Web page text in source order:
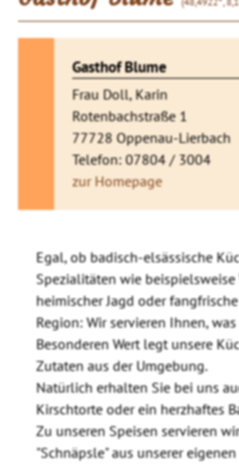
Gasthof Blume
Frau Doll, Karin
Rotenbachstraße 1
77728 Oppenau-Lierbach
Telefon: 07804 / 3004
zur Homepage
Egal, ob badisch-elsässische
Spezialitäten wie
heimischer Jagd oder
Region: Wir servieren Ihnen,
Besonderen Wert legt unsere
Zutaten aus der Umgebung.
Natürlich erhalten Sie bei uns
Kirschtorte oder ein herzhaftes
Zu unseren Speisen servieren
"Schnäpsle" aus unserer